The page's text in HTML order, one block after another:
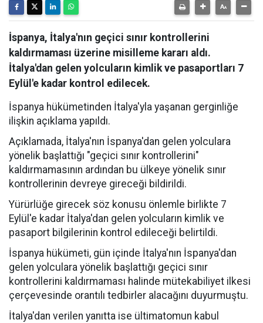
İspanya, İtalya'nın geçici sınır kontrollerini
kaldırmaması üzerine misilleme kararı aldı.
İtalya'dan gelen yolcuların kimlik ve pasaportları 7
Eylül'e kadar kontrol edilecek.
İspanya hükümetinden İtalya'yla yaşanan gerginliğe
ilişkin açıklama yapıldı.
Açıklamada, İtalya'nın İspanya'dan gelen yolculara
yönelik başlattığı "geçici sınır kontrollerini"
kaldırmamasının ardından bu ülkeye yönelik sınır
kontrollerinin devreye gireceği bildirildi.
Yürürlüğe girecek söz konusu önlemle birlikte 7
Eylül'e kadar İtalya'dan gelen yolcuların kimlik ve
pasaport bilgilerinin kontrol edileceği belirtildi.
İspanya hükümeti, gün içinde İtalya'nın İspanya'dan
gelen yolculara yönelik başlattığı geçici sınır
kontrollerini kaldırmaması halinde mütekabiliyet ilkesi
çerçevesinde orantılı tedbirler alacağını duyurmuştu.
İtalya'dan verilen yanıtta ise ültimatomun kabul